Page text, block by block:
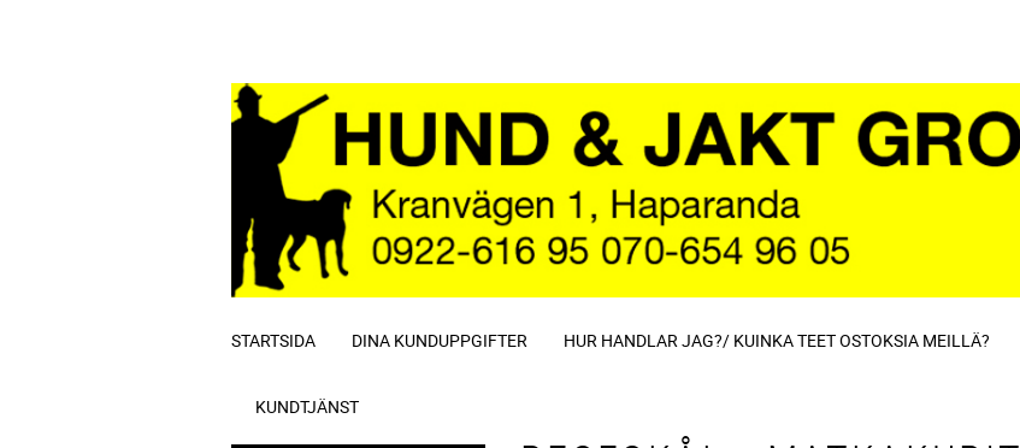
STARTSIDA DINA KUNDUPPGIFTER HUR HANDLAR JAG?/ KUINKA TEET OSTOKSIA MEILLÄ?
KUNDTJÄNST